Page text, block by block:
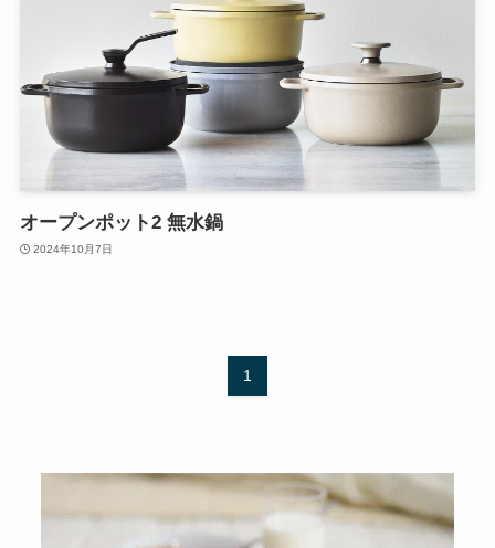
オープンポット2 無水鍋
2024年10月7日
1